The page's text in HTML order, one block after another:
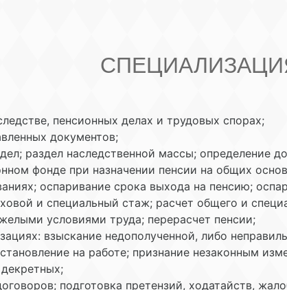
пенсионных делах и трудовых спорах;
документов;
раздел наследственной массы; определение
фонде при назначении пенсии на общих
оспаривание срока выхода на пенсию;
и специальный стаж; расчет общего и
условиями труда; перерасчет пенсии;
взыскание недополученной, либо
на работе; признание незаконным
подготовка претензий, ходатайств,